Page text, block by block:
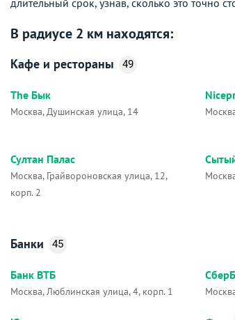
В радиусе 2 км находятся:
Кафе и рестораны 49
The Бык
Москва, Душинская улица, 14
Султан Палас
Москва, Грайвороновская улица, 12,
корп. 2
Банки 45
Банк ВТБ
Москва, Люблинская улица, 4, корп. 1